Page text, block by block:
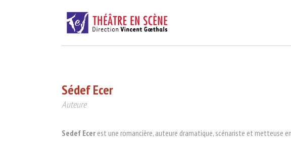
Sédef Ecer
Auteure
Sedef Ecer est une romancière, auteure dramatique, scénariste et metteuse